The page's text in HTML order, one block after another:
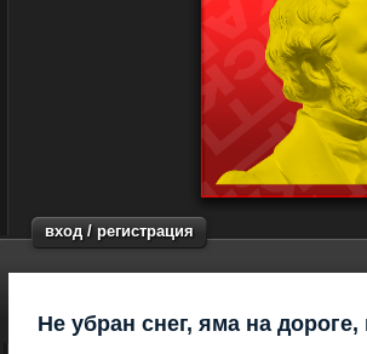
вход / регистрация
Не убран снег, яма на